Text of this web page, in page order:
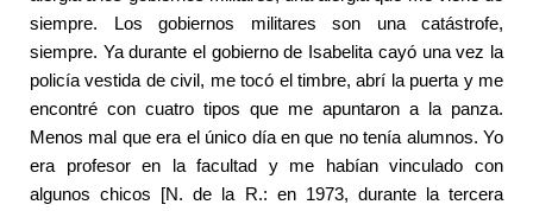
siempre. Los gobiernos militares son una catástrofe,
siempre. Ya durante el gobierno de Isabelita cayó una vez la
policía vestida de civil, me tocó el timbre, abrí la puerta y me
encontré con cuatro tipos que me apuntaron a la panza.
Menos mal que era el único día en que no tenía alumnos. Yo
era profesor en la facultad y me habían vinculado con
algunos chicos [N. de la R.: en 1973, durante la tercera